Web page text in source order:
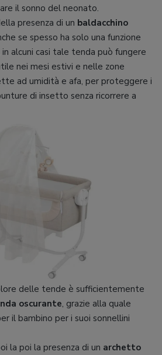
il sonno del neonato.
presenza di un baldacchino
se spesso ha solo una funzione
alcuni casi tale tenda può fungere
nei mesi estivi e nelle zone
ad umidità e afa, per proteggere i
di insetto senza ricorrere a
delle tende è sufficientemente
oscurante, grazie alla quale
il bambino per i suoi sonnellini
la poi la presenza di un archetto